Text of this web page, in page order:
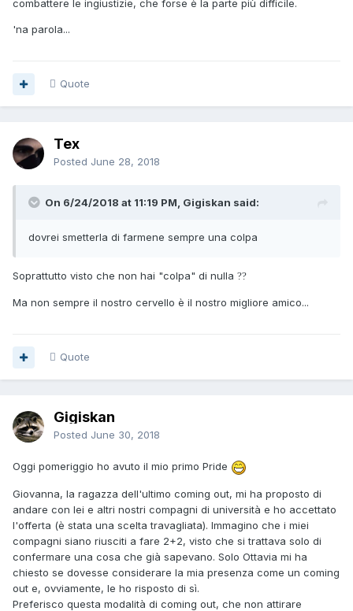
combattere le ingiustizie, che forse è la parte più difficile.
'na parola...
Quote
Tex
Posted June 28, 2018
On 6/24/2018 at 11:19 PM, Gigiskan said:
dovrei smetterla di farmene sempre una colpa
Soprattutto visto che non hai "colpa" di nulla ??
Ma non sempre il nostro cervello è il nostro migliore amico...
Quote
Gigiskan
Posted June 30, 2018
Oggi pomeriggio ho avuto il mio primo Pride
Giovanna, la ragazza dell'ultimo coming out, mi ha proposto di
andare con lei e altri nostri compagni di università e ho accettato
l'offerta (è stata una scelta travagliata). Immagino che i miei
compagni siano riusciti a fare 2+2, visto che si trattava solo di
confermare una cosa che già sapevano. Solo Ottavia mi ha
chiesto se dovesse considerare la mia presenza come un coming
out e, ovviamente, le ho risposto di sì.
Preferisco questa modalità di coming out, che non attirare